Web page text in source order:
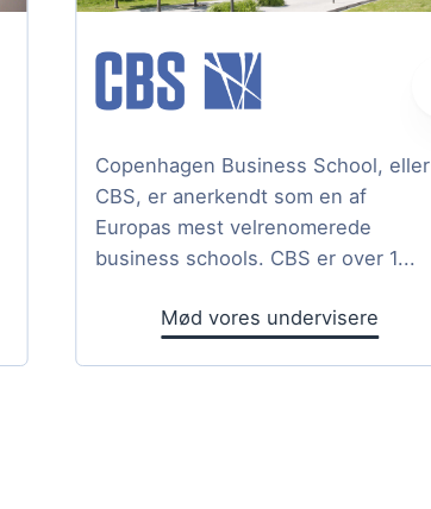
Copenhagen Business School, eller
CBS, er anerkendt som en af
Europas mest velrenomerede
business schools. CBS er over 1...
Mød vores undervisere